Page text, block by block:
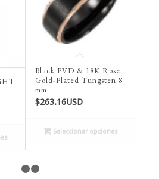
Black PVD & 18K Rose
Gold-Plated Tungsten 8
mm
$263.16USD
Seleccionar opciones